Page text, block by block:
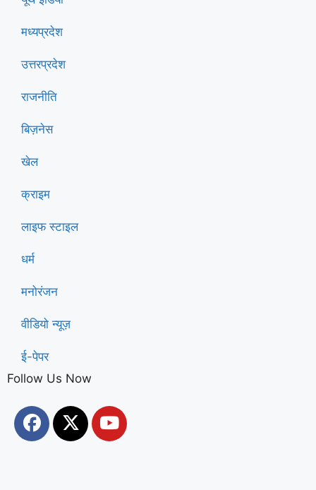
मध्यप्रदेश
उत्तरप्रदेश
राजनीति
बिज़नेस
खेल
क्राइम
लाइफ स्टाइल
धर्म
मनोरंजन
वीडियो न्यूज़
ई-पेपर
Follow Us Now